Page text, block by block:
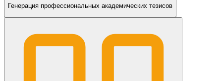
Генерация профессиональных академических тезисов